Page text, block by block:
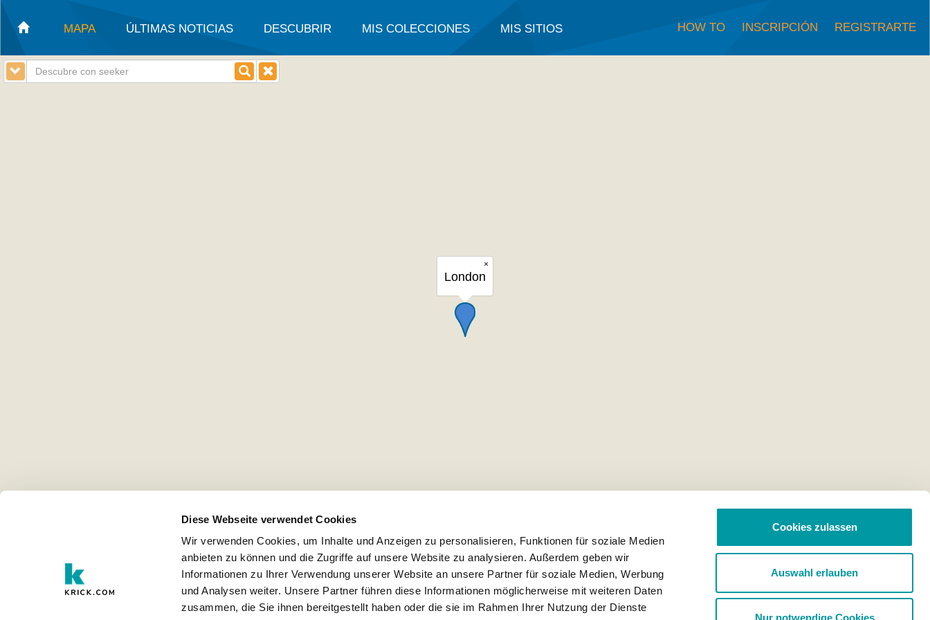
Diese Webseite verwendet Cookies
Wir verwenden Cookies, um Inhalte und Anzeigen zu personalisieren, Funktionen für soziale Medien
anbieten zu können und die Zugriffe auf unsere Website zu analysieren. Außerdem geben wir
Informationen zu Ihrer Verwendung unserer Website an unsere Partner für soziale Medien, Werbung
und Analysen weiter. Unsere Partner führen diese Informationen möglicherweise mit weiteren Daten
zusammen, die Sie ihnen bereitgestellt haben oder die sie im Rahmen Ihrer Nutzung der Dienste
Cookies zulassen
Auswahl erlauben
Nur notwendige Cookies
MAPA ÚLTIMAS NOTICIAS DESCUBRIR MIS COLECCIONES MIS SITIOS HOW TO INSCRIPCIÓN REGISTRARTE
×
London